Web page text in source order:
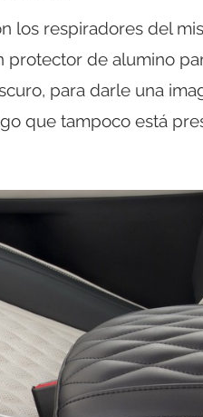
los respiradores del
protector de alumino
para darle una
que tampoco está